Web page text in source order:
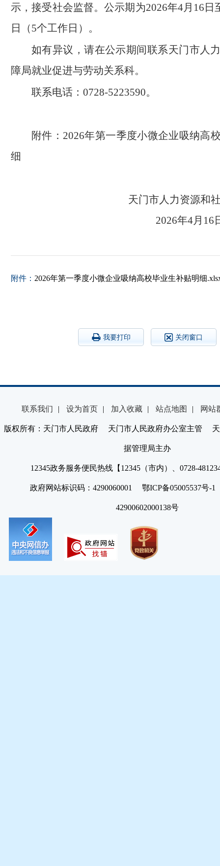
示，接受社会监督。公示期为2026年4月16日
日（5个工作日）。
如有异议，请在公示期间联系天门市人
障局就业促进与劳动关系科。
联系电话：0728-5223590。
附件：2026年第一季度小微企业吸纳高
细
天门市人力资源
2026年4月16
附件： 2026年第一季度小微企业吸纳高校毕业生补贴明细
我要打印 关闭窗口
联系我们 | 设为首页 | 加入收藏 | 站点地图 | 网站
版权所有：天门市人民政府 天门市人民政府办公室主管 天
据管理局主办
12345政务服务便民热线【12345（市内）、0728-
政府网站标识码：4290060001 鄂ICP备05005537号
42900602000138号